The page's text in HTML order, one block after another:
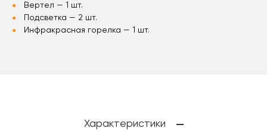
Вертел — 1 шт.
Подсветка — 2 шт.
Инфракрасная горелка — 1 шт.
Характеристики